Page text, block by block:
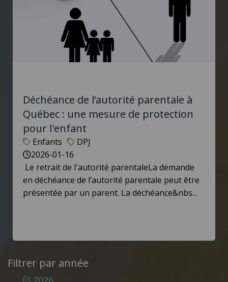
Déchéance de l’autorité parentale à
Québec : une mesure de protection
pour l'enfant
Enfants
DPJ
2026-01-16
Le retrait de l'autorité parentaleLa demande
en déchéance de l’autorité parentale peut être
présentée par un parent. La déchéance&nbs...
Filtrer par année